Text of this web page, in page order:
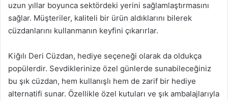
uzun yıllar boyunca sektördeki yerini sağlamlaştırmasını
sağlar. Müşteriler, kaliteli bir ürün aldıklarını bilerek
cüzdanlarını kullanmanın keyfini çıkarırlar.
Kiğılı Deri Cüzdan, hediye seçeneği olarak da oldukça
popülerdir. Sevdiklerinize özel günlerde sunabileceğiniz
bu şık cüzdan, hem kullanışlı hem de zarif bir hediye
alternatifi sunar. Özellikle özel kutuları ve şık ambalajlarıyla